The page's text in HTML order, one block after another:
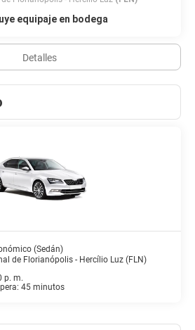
equipaje en bodega
Detalles
(Sedán)
de Florianópolis - Hercílio Luz (FLN)
p. m.
45 minutos